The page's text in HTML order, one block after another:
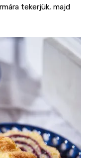
tekerjük, majd